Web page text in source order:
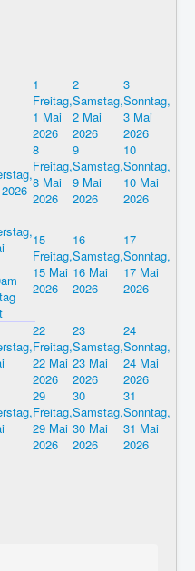
1
Freitag,
1 Mai
2026
2
Samstag,
2 Mai
2026
3
Sonntag,
3 Mai
2026
8
Freitag,
8 Mai
2026
9
Samstag,
9 Mai
2026
10
Sonntag,
10 Mai
2026
15
Freitag,
15 Mai
2026
16
Samstag,
16 Mai
2026
17
Sonntag,
17 Mai
2026
22
Freitag,
22 Mai
2026
23
Samstag,
23 Mai
2026
24
Sonntag,
24 Mai
2026
29
Freitag,
29 Mai
2026
30
Samstag,
30 Mai
2026
31
Sonntag,
31 Mai
2026